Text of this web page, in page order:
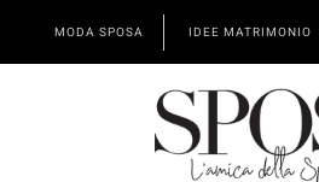
MODA SPOSA IDEE MATRIMONIO